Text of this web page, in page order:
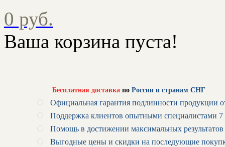
0 руб.
Ваша корзина пуста!
Бесплатная доставка по России и странам СНГ
Официальная гарантия подлинности продукции
Поддержка клиентов опытными специалистами
Помощь в достижении максимальных результатов
Выгодные цены и скидки на последующие